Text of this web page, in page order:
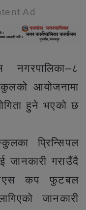
Ad
नगरपालिका–८
आयोजनामा
हुने भएको छ
प्रिन्सिपल
जानकारी गराउँदै
कप फुटबल
जानकारी